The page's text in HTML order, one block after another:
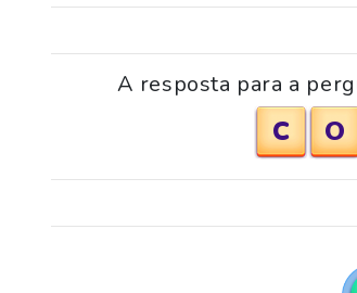
A resposta para a
C O